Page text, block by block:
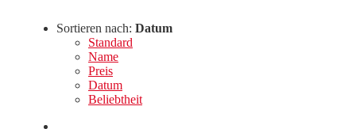
Sortieren nach: Datum
Standard
Name
Preis
Datum
Beliebtheit